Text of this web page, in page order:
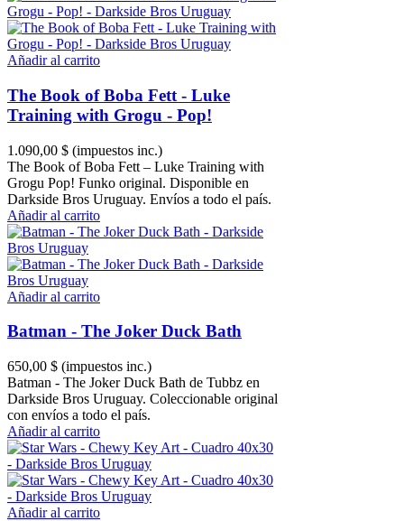
Añadir al carrito
The Book of Boba Fett - Luke
Training with Grogu - Pop!
1.090,00 $ (impuestos inc.)
The Book of Boba Fett – Luke Training with
Grogu Pop! Funko original. Disponible en
Darkside Bros Uruguay. Envíos a todo el país.
Añadir al carrito
Añadir al carrito
Batman - The Joker Duck Bath
650,00 $ (impuestos inc.)
Batman - The Joker Duck Bath de Tubbz en
Darkside Bros Uruguay. Coleccionable original
con envíos a todo el país.
Añadir al carrito
Añadir al carrito